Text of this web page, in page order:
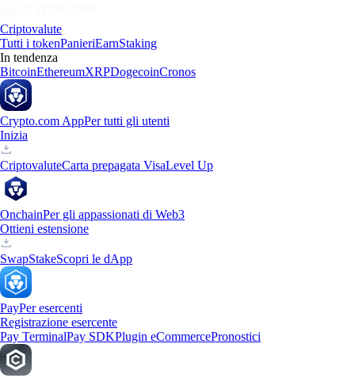
Criptovalute
Tutti i tokenPanieriEarnStaking
In tendenza
BitcoinEthereumXRPDogecoinCronos
Crypto.com AppPer tutti gli utenti
Inizia
CriptovaluteCarta prepagata VisaLevel Up
OnchainPer gli appassionati di Web3
Ottieni estensione
SwapStakeScopri le dApp
PayPer esercenti
Registrazione esercente
Pay TerminalPay SDKPlugin eCommercePronostici